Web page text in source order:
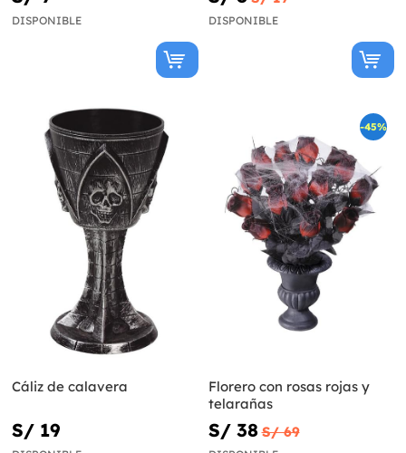
DISPONIBLE DISPONIBLE
Cáliz de calavera
S/ 19
-45%
Florero con rosas rojas y
telarañas
S/ 38 S/ 69